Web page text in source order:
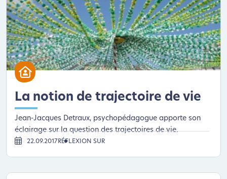
La notion de trajectoire de vie
Jean-Jacques Detraux, psychopédagogue apporte son
éclairage sur la question des trajectoires de vie.
22.09.2017 RÉFLEXION SUR